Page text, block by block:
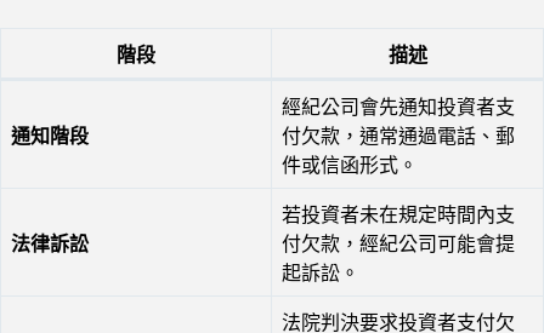
階段 描述
通知階段
經紀公司會先通知投資者支
付欠款，通常通過電話、郵
件或信函形式。
法律訴訟
若投資者未在規定時間內支
付欠款，經紀公司可能會提
起訴訟。
法院判決要求投資者支付欠